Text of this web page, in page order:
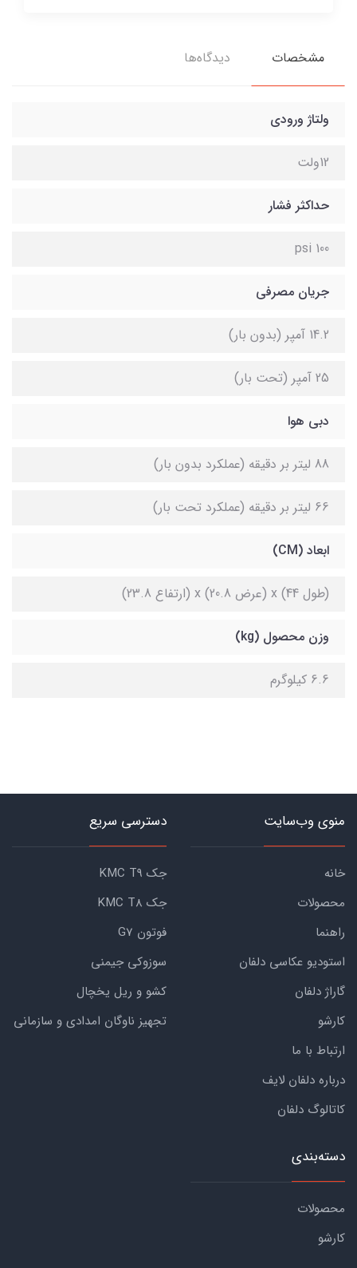
مشخصات دیدگاه‌ها
ولتاژ ورودی
12ولت
حداکثر فشار
100 psi
جریان مصرفی
14.2 آمپر (بدون بار)
25 آمپر (تحت بار)
دبی هوا
88 لیتر بر دقیقه (عملکرد بدون بار)
66 لیتر بر دقیقه (عملکرد تحت بار)
ابعاد (CM)
(طول 44) x (عرض 20.8) x (ارتفاع 23.8)
وزن محصول (kg)
6.6 کیلوگرم
منوی وب‌سایت
خانه
محصولات
راهنما
استودیو عکاسی دلفان
گاراژ دلفان
کارشو
ارتباط با ما
درباره دلفان لایف
کاتالوگ دلفان
دسترسی سریع
جک KMC T9
جک KMC T8
فوتون G7
سوزوکی جیمنی
کشو و ریل یخچال
تجهیز ناوگان امدادی و سازمانی
دسته‌بندی
محصولات
کارشو